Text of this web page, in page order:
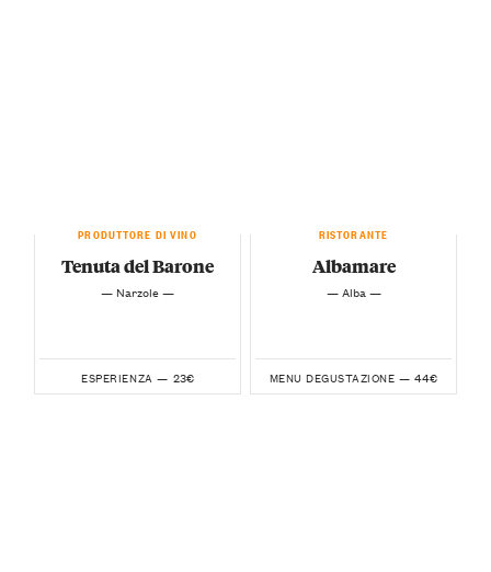
PRODUTTORE DI VINO
Tenuta del Barone
— Narzole —
ESPERIENZA — 23€
RISTORANTE
Albamare
— Alba —
MENU DEGUSTAZIONE — 44€